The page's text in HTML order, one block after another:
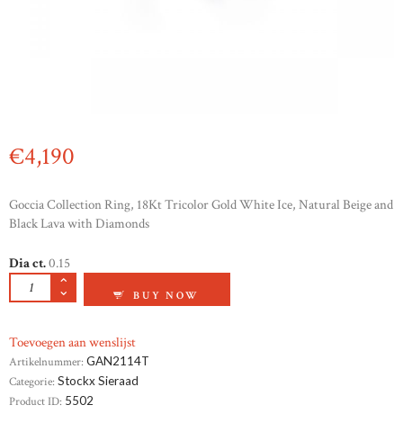
€4,190
Goccia Collection Ring, 18Kt Tricolor Gold White Ice, Natural Beige and
Black Lava with Diamonds
Dia ct.0.15
ANNEMARIA CAMMILLI 18KRT WITGOUDEN
BUY NOW
Toevoegen aan wenslijst
Artikelnummer: GAN2114T
Categorie: Stockx Sieraad
Product ID: 5502